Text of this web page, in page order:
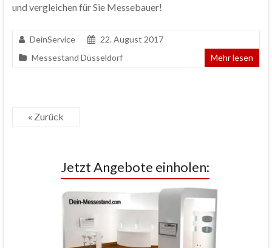
und vergleichen für Sie Messebauer!
DeinService
22. August 2017
Messestand Düsseldorf
Mehr lesen
« Zurück
Jetzt Angebote einholen: